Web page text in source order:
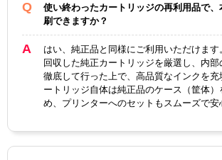
使い終わったカートリッジの再利用品で
刷できますか？
はい、純正品と同様にご利用いただけます
回収した純正カートリッジを厳選し、内
徹底して行った上で、高品質なインクを充
ートリッジ自体は純正品のケース（筐体
め、プリンターへのセットもスムーズで安